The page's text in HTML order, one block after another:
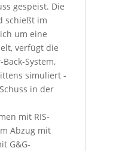
gespeist. Die
schießt im
um eine
verfügt die
System,
simuliert -
in der
mit RIS-
Abzug mit
G&G-